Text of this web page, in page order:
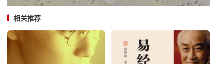
相关推荐